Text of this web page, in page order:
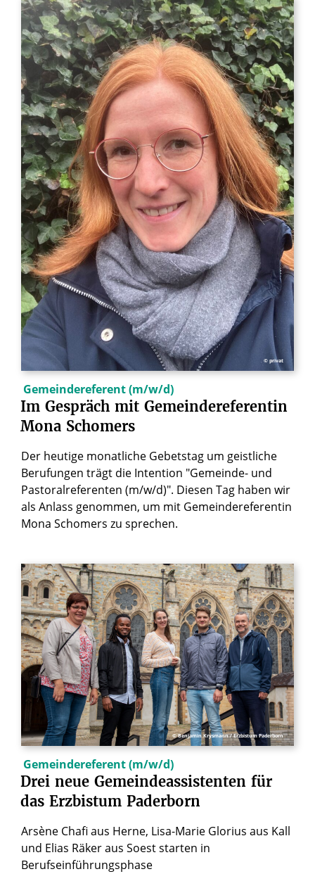
© privat
Gemeindereferent (m/w/d)
Im Gespräch mit Gemeindereferentin
Mona Schomers
Der heutige monatliche Gebetstag um geistliche
Berufungen trägt die Intention "Gemeinde- und
Pastoralreferenten (m/w/d)". Diesen Tag haben wir
als Anlass genommen, um mit Gemeindereferentin
Mona Schomers zu sprechen.
© Benjamin Krysmann / Erzbistum Paderborn
Gemeindereferent (m/w/d)
Drei neue Gemeindeassistenten für
das Erzbistum Paderborn
Arsène Chafi aus Herne, Lisa-Marie Glorius aus Kall
und Elias Räker aus Soest starten in
Berufseinführungsphase